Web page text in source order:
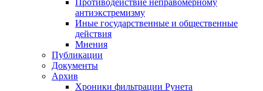
Противодействие неправомерному
антиэкстремизму
Иные государственные и общественные
действия
Мнения
Публикации
Документы
Архив
Хроники фильтрации Рунета